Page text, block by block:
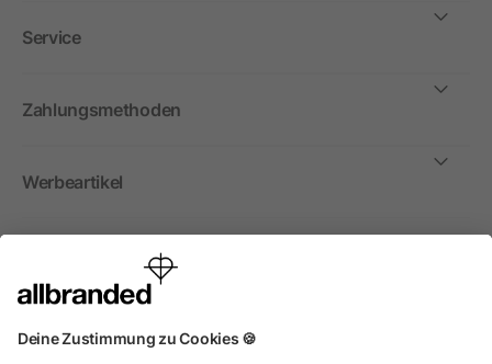
Service
Zahlungsmethoden
Werbeartikel
International